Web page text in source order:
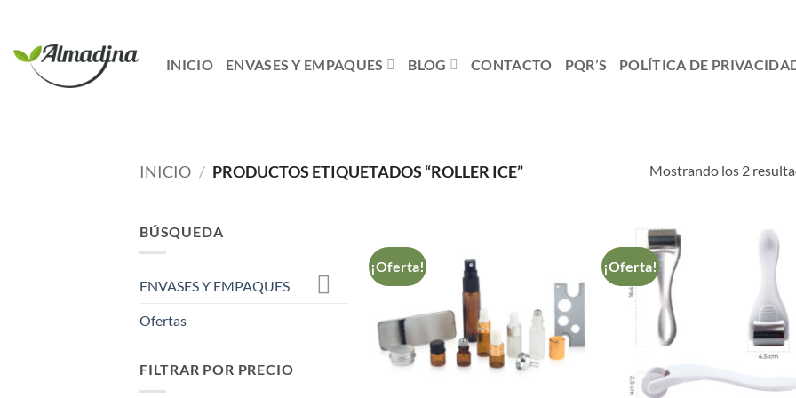
contenido
INICIO ENVASES Y EMPAQUES BLOG CONTACTO PQR’S POLÍTICA DE
INICIO / PRODUCTOS ETIQUETADOS “ROLLER ICE” Mostrando los 2
BÚSQUEDA
ENVASES Y EMPAQUES
Ofertas
FILTRAR POR PRECIO
¡Oferta!
a la
lista de
deseos
¡Oferta!